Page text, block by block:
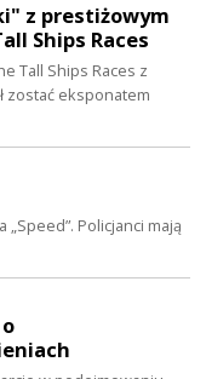
z prestiżowym
Ships Races
Tall Ships Races z
zostać eksponatem
Policjanci mają